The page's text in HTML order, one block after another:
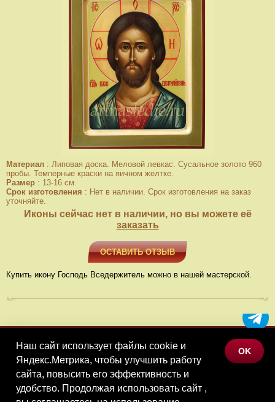
Материал : Липовая доска. Меловой левкас. Сусальное золото 960
пробы. Темперные краски на яичном желтке.
Размер : 13-16 см.
Срок изготовления : Нет в наличии. Срок изготовления на заказ
уточняйте.
Иконы сейчас нет в наличии, но вы можете её
заказать
ОСТАВИТЬ ОТЗЫВ
Купить икону Господь Вседержитель можно в нашей мастерской.
МЕНЮ
КАТАЛОГ ТОВАРОВ
КОНТАКТЫ
Наш сайт использует файлы cookie и
Яндекс.Метрика, чтобы улучшить работу
сайта, повысить его эффективность и
удобство. Продолжая использовать сайт ,
OK